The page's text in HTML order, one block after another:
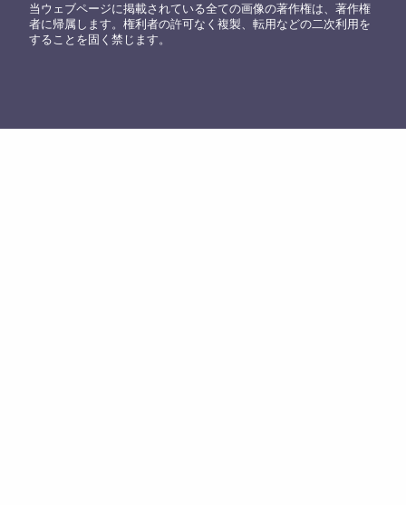
当ウェブページに掲載されている全ての画像の著作権は、著作権
者に帰属します。権利者の許可なく複製、転用などの二次利用を
することを固く禁じます。